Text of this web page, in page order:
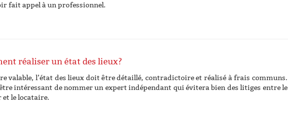
fait appel à un professionnel.
réaliser un état des lieux?
valable, l’état des lieux doit être détaillé, contradictoire et réalisé à frais communs.
intéressant de nommer un expert indépendant qui évitera bien des litiges entre le
et le locataire.